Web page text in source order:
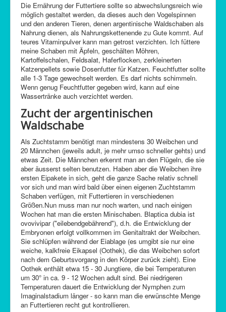
Die Ernährung der Futtertiere sollte so abwechslungsreich wie
möglich gestaltet werden, da dieses auch den Vogelspinnen
und den anderen Tieren, denen argentinische Waldschaben als
Nahrung dienen, als Nahrungskettenende zu Gute kommt. Auf
teures Vitaminpulver kann man getrost verzichten. Ich füttere
meine Schaben mit Äpfeln, geschälten Möhren,
Kartoffelschalen, Feldsalat, Haferflocken, zerkleinerten
Katzenpellets sowie Dosenfutter für Katzen. Feuchtfutter sollte
alle 1-3 Tage gewechselt werden. Es darf nichts schimmeln.
Wenn genug Feuchtfutter gegeben wird, kann auf eine
Wassertränke auch verzichtet werden.
Zucht der argentinischen
Waldschabe
Als Zuchtstamm benötigt man mindestens 30 Weibchen und
20 Männchen (jeweils adult, je mehr umso schneller gehts) und
etwas Zeit. Die Männchen erkennt man an den Flügeln, die sie
aber äusserst selten benutzen. Haben aber die Weibchen ihre
ersten Eipakete in sich, geht die ganze Sache relativ schnell
vor sich und man wird bald über einen eigenen Zuchtstamm
Schaben verfügen, mit Futtertieren in verschiedenen
Größen.Nun muss man nur noch warten, und nach einigen
Wochen hat man die ersten Minischaben. Blaptica dubia ist
ovovivipar ("eilebendgebährend"), d.h. die Entwicklung der
Embryonen erfolgt vollkommen im Genitaltrakt der Weibchen.
Sie schlüpfen während der Eiablage (es umgibt sie nur eine
weiche, kalkfreie Eikapsel (Oothek), die das Weibchen sofort
nach dem Geburtsvorgang in den Körper zurück zieht). Eine
Oothek enthält etwa 15 - 30 Jungtiere, die bei Temperaturen
um 30° in ca. 9 - 12 Wochen adult sind. Bei niedrigeren
Temperaturen dauert die Entwicklung der Nymphen zum
Imaginalstadium länger - so kann man die erwünschte Menge
an Futtertieren recht gut kontrollieren.